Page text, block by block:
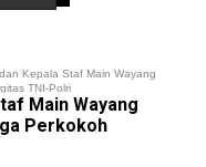
Kepala Staf Main Wayang
TNI-Polri
Main Wayang
Perkokoh